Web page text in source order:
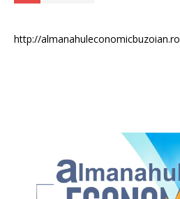
http://almanahuleconomicbuzoian.ro